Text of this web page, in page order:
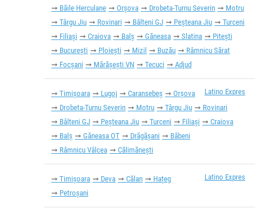
Băile Herculane
Orșova Drobeta-Turnu Severin
Motru
Târgu Jiu
Rovinari Bâlteni GJ Peșteana Jiu
Turceni
Filiași
Craiova Balș Găneasa Slatina
Pitești
București
Ploiești Mizil Buzău
Râmnicu Sărat
Focșani
Mărășești VN Tecuci Adjud
Latino Expres
Timișoara Lugoj Caransebeș
Orșova
Drobeta-Turnu Severin
Motru Târgu Jiu
Rovinari
Bâlteni GJ
Peșteana Jiu Turceni Filiași
Craiova
Balș
Găneasa OT Drăgășani
Băbeni
Râmnicu Vâlcea
Călimănești
Latino Expres
Timișoara Deva Călan
Hațeg
Petroșani